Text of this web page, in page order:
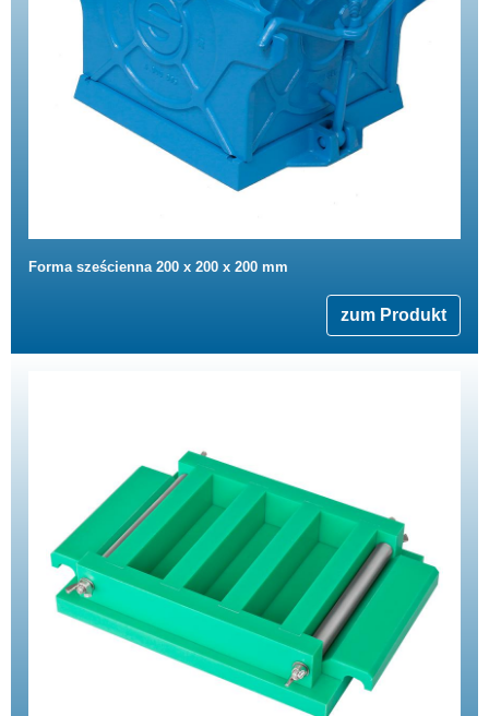
Forma sześcienna 200 x 200 x 200 mm
zum Produkt